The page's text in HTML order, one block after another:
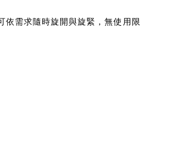
依需求隨時旋開與旋緊，無使用限